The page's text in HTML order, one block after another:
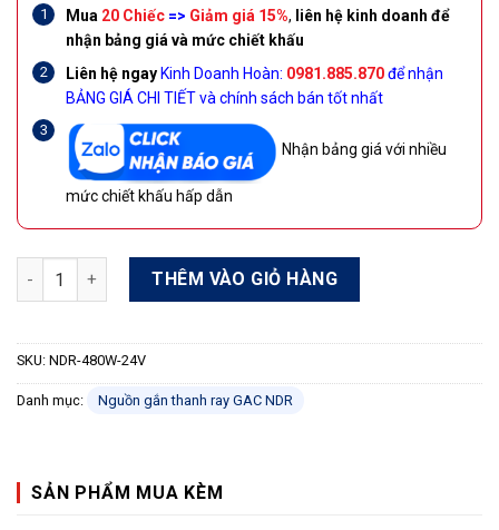
Mua 20 Chiếc => Giảm giá 15%, liên hệ kinh doanh để
nhận bảng giá và mức chiết khấu
Liên hệ ngay Kinh Doanh Hoàn: 0981.885.870để nhận
BẢNG GIÁ CHI TIẾT và chính sách bán tốt nhất
Nhận bảng giá với nhiều
mức chiết khấu hấp dẫn
Nguồn gắn thanh ray 24V 20A GAC - NDR-480W-24V số lượng
THÊM VÀO GIỎ HÀNG
SKU: NDR-480W-24V
Danh mục: Nguồn gắn thanh ray GAC NDR
SẢN PHẨM MUA KÈM